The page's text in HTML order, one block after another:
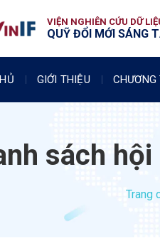
VIỆN NGHIÊN CỨU DỮ
QUỸ ĐỔI MỚI SÁNG
GIỚI THIỆU
sách
Trang